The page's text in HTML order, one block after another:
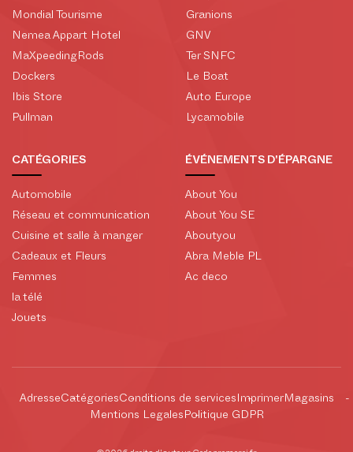
Mondial Tourisme
Nemea Appart Hotel
MaXpeedingRods
Dockers
Ibis Store
Pullman
Granions
GNV
Ter SNFC
Le Boat
Auto Europe
Lycamobile
CATÉGORIES
Automobile
Réseau et communication
Cuisine et salle à manger
Cadeaux et Fleurs
Femmes
la télé
Jouets
ÉVÉNEMENTS D'ÉPARGNE
About You
About You SE
Aboutyou
Abra Meble PL
Ac deco
Adresse Catégories Conditions de services Imprimer Magasins
Mentions Legales Politique GDPR